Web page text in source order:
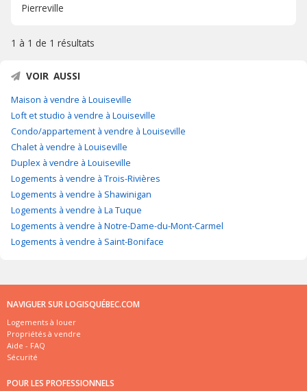
Pierreville
1 à 1 de 1 résultats
VOIR AUSSI
Maison à vendre à Louiseville
Loft et studio à vendre à Louiseville
Condo/appartement à vendre à Louiseville
Chalet à vendre à Louiseville
Duplex à vendre à Louiseville
Logements à vendre à Trois-Rivières
Logements à vendre à Shawinigan
Logements à vendre à La Tuque
Logements à vendre à Notre-Dame-du-Mont-Carmel
Logements à vendre à Saint-Boniface
NAVIGUER SUR LOGISQUÉBEC.COM
Logements à louer
Propriétés à vendre
Aide - FAQ
Sécurité
POUR LES PROFESSIONNELS